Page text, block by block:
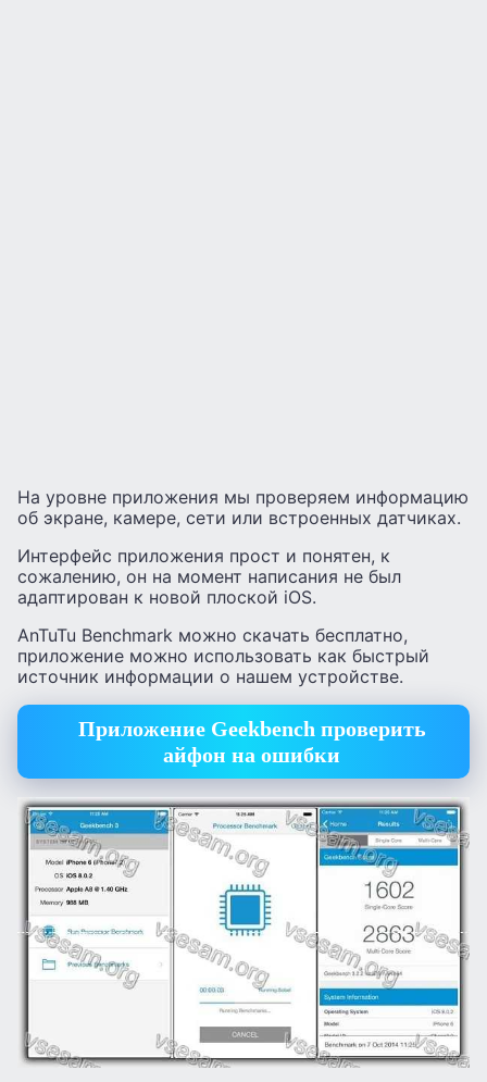
На уровне приложения мы проверяем информацию
об экране, камере, сети или встроенных датчиках.
Интерфейс приложения прост и понятен, к
сожалению, он на момент написания не был
адаптирован к новой плоской iOS.
AnTuTu Benchmark можно скачать бесплатно,
приложение можно использовать как быстрый
источник информации о нашем устройстве.
Приложение Geekbench проверить
айфон на ошибки